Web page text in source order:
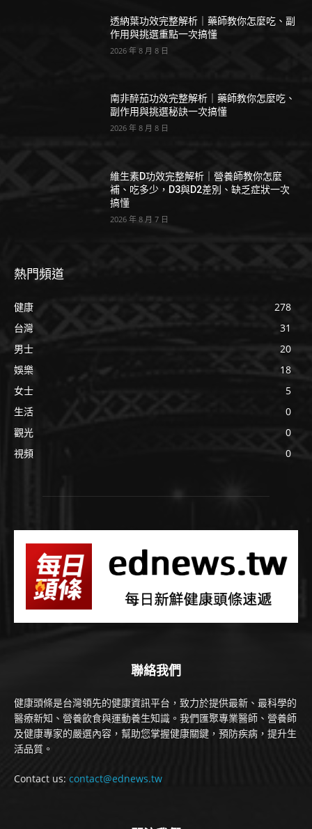
透納葉功效完整解析｜藥師教你怎麼吃、副
作用與挑選重點一次搞懂
2026 年 8 月 8 日
南非醉茄功效完整解析｜藥師教你怎麼吃、
副作用與挑選秘訣一次搞懂
2026 年 8 月 8 日
維生素D功效完整解析｜營養師教你怎麼
補、吃多少，D3與D2差別、缺乏症狀一次
搞懂
2026 年 8 月 7 日
熱門頻道
健康
278
台灣
31
男士
20
娛樂
18
女士
5
生活
0
觀光
0
視頻
0
聯絡我們
健康頭條是台灣領先的健康資訊平台，致力於提供最新、最科學的
醫療新知、營養飲食與運動養生知識。我們匯聚專業醫師、營養師
及健康專家的嚴選內容，幫助您掌握健康關鍵，預防疾病，提升生
活品質。
Contact us: contact@ednews.tw